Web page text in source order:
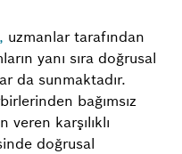
uzmanlar tarafından
yanı sıra doğrusal
da sunmaktadır.
bağımsız
karşılıklı
doğrusal